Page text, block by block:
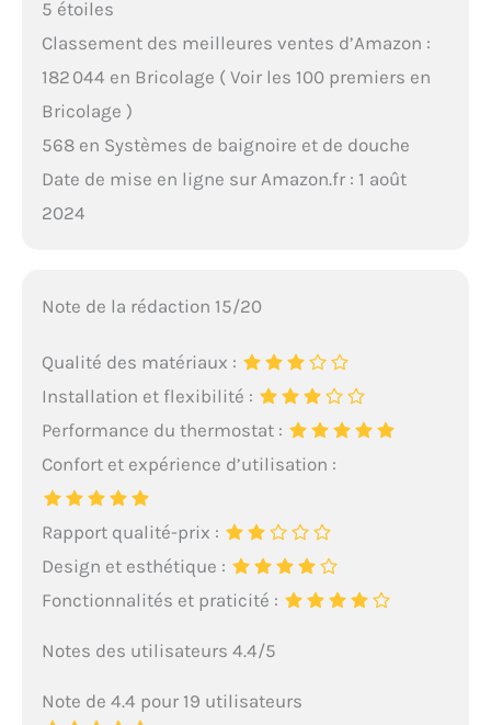
5 étoiles
Classement des meilleures ventes d’Amazon :
182 044 en Bricolage ( Voir les 100 premiers en
Bricolage )
568 en Systèmes de baignoire et de douche
Date de mise en ligne sur Amazon.fr : 1 août
2024
Note de la rédaction 15/20
Qualité des matériaux :
Installation et flexibilité :
Performance du thermostat :
Confort et expérience d’utilisation :
Rapport qualité-prix :
Design et esthétique :
Fonctionnalités et praticité :
Notes des utilisateurs 4.4/5
Note de 4.4 pour 19 utilisateurs